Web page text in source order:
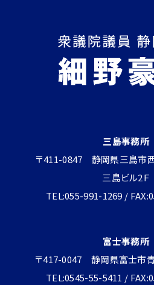
三島事務所
〒411-0847 静岡県三島市
三島ビル2Ｆ
TEL:055-991-1269 /
富士事務所
〒417-0047 静岡県富士市
TEL:0545-55-5411 /